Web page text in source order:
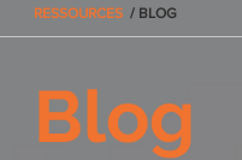
RESSOURCES / BLOG
Blog